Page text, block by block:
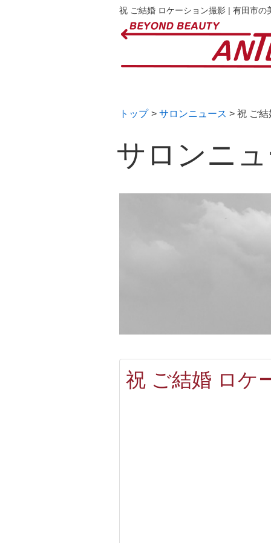
祝 ご結婚 ロケーション撮影 | 有田市
トップ > サロンニュース > 祝 ご
サロンニ
祝 ご結婚 ロケ